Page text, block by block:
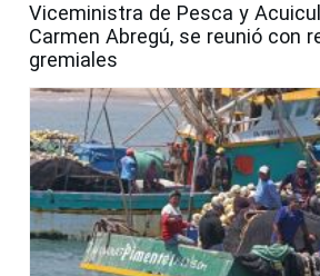
Viceministra de Pesca y
Carmen Abregú, se reunió con
gremiales